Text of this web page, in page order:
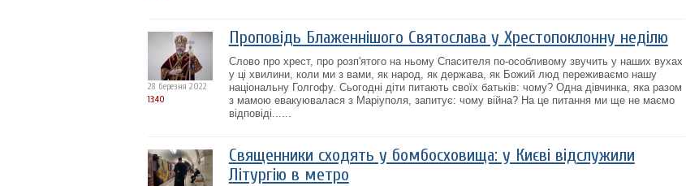
28 березня 2022
13:40
Проповідь Блаженнішого Святослава у Хрестопоклонну неділю
Слово про хрест, про розп'ятого на ньому Спасителя по-особливому звучить у наших вухах
у ці хвилини, коли ми з вами, як народ, як держава, як Божий люд переживаємо нашу
національну Голгофу. Сьогодні діти питають своїх батьків: чому? Одна дівчинка, яка разом
з мамою евакуювалася з Маріуполя, запитує: чому війна? На це питання ми ще не маємо
відповіді......
Священники сходять у бомбосховища: у Києві відслужили
Літургію в метро